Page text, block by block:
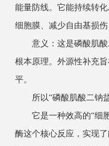
能量防线。它能持续转
细胞膜、减少自由基损
意义：这是磷酸肌酸
根本原理。外源性补充
平。
所以“磷酸肌酸二钠盐
它是一种效高的“细胞
酶这个核心反应，实现